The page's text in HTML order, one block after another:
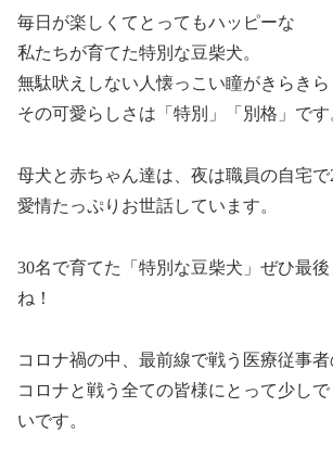
毎日が楽しくてとってもハッピーな
私たちが育てた特別な豆柴犬。
無駄吠えしない人懐っこい瞳がきらきら
その可愛らしさは「特別」「別格」です
母犬と赤ちゃん達は、夜は職員の自宅で
愛情たっぷりお世話しています。
30名で育てた「特別な豆柴犬」ぜひ最
ね！
コロナ禍の中、最前線で戦う医療従事
コロナと戦う全ての皆様にとって少し
いです。